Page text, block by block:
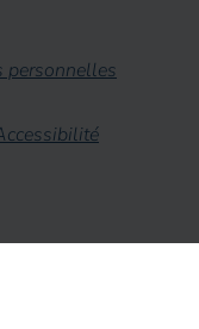
personnelles